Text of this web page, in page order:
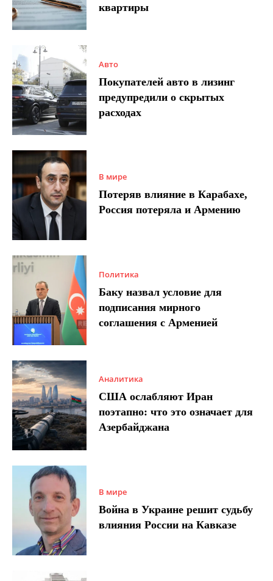
квартиры
Авто
Покупателей авто в лизинг
предупредили о скрытых
расходах
В мире
Потеряв влияние в Карабахе,
Россия потеряла и Армению
Политика
Баку назвал условие для
подписания мирного
соглашения с Арменией
Аналитика
США ослабляют Иран
поэтапно: что это означает для
Азербайджана
В мире
Война в Украине решит судьбу
влияния России на Кавказе